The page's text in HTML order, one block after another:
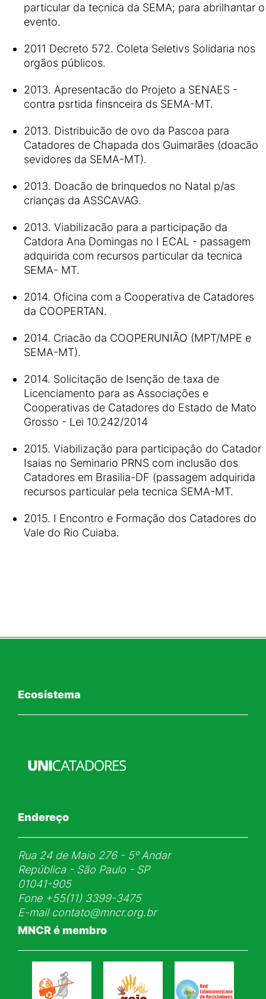
particular da tecnica da SEMA; para abrilhantar o
evento.
2011 Decreto 572. Coleta Seletivs Solidaria nos
orgãos públicos.
2013. Apresentacão do Projeto a SENAES -
contra psrtida finsnceira ds SEMA-MT.
2013. Distribuicão de ovo da Pascoa para
Catadores de Chapada dos Guimarães (doacão
sevidores da SEMA-MT).
2013. Doacão de brinquedos no Natal p/as
crianças da ASSCAVAG.
2013. Viabilizacão para a participação da
Catdora Ana Domingas no I ECAL - passagem
adquirida com recursos particular da tecnica
SEMA- MT.
2014. Oficina com a Cooperativa de Catadores
da COOPERTAN.
2014. Criacão da COOPERUNIÃO (MPT/MPE e
SEMA-MT).
2014. Solicitação de Isenção de taxa de
Licenciamento para as Associações e
Cooperativas de Catadores do Estado de Mato
Grosso - Lei 10.242/2014
2015. Viabilização para participaçâo do Catador
Isaias no Seminario PRNS com inclusão dos
Catadores em Brasilia-DF (passagem adquirida
recursos particular pela tecnica SEMA-MT.
2015. I Encontro e Formação dos Catadores do
Vale do Rio Cuiaba.
Ecosistema
Endereço
Rua 24 de Maio 276 - 5ᵒ Andar
República - São Paulo - SP
01041-905
Fone+55(11) 3399-3475
E-mail contato@mncr.org.br
MNCR é membro